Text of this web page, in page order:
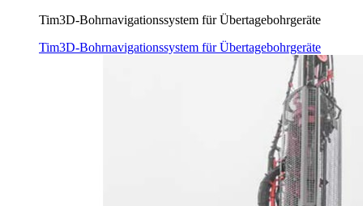
Tim3D-Bohrnavigationssystem für Übertagebohrgeräte
Tim3D-Bohrnavigationssystem für Übertagebohrgeräte